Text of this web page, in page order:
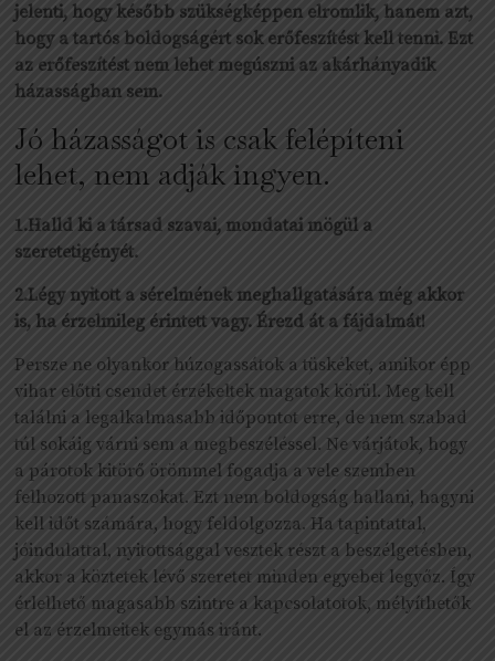
jelenti, hogy később szükségképpen elromlik, hanem azt,
hogy a tartós boldogságért sok erőfeszítést kell tenni. Ezt
az erőfeszítést nem lehet megúszni az akárhányadik
házasságban sem.
Jó házasságot is csak felépíteni
lehet, nem adják ingyen.
1.Halld ki a társad szavai, mondatai mögül a
szeretetigényét.
2.Légy nyitott a sérelmének meghallgatására még akkor
is, ha érzelmileg érintett vagy. Érezd át a fájdalmát!
Persze ne olyankor húzogassátok a tüskéket, amikor épp
vihar előtti csendet érzékeltek magatok körül. Meg kell
találni a legalkalmasabb időpontot erre, de nem szabad
túl sokáig várni sem a megbeszéléssel. Ne várjátok, hogy
a párotok kitörő örömmel fogadja a vele szemben
felhozott panaszokat. Ezt nem boldogság hallani, hagyni
kell időt számára, hogy feldolgozza. Ha tapintattal,
jóindulattal, nyitottsággal vesztek részt a beszélgetésben,
akkor a köztetek lévő szeretet minden egyebet legyőz. Így
érlelhető magasabb szintre a kapcsolatotok, mélyíthetők
el az érzelmeitek egymás iránt.